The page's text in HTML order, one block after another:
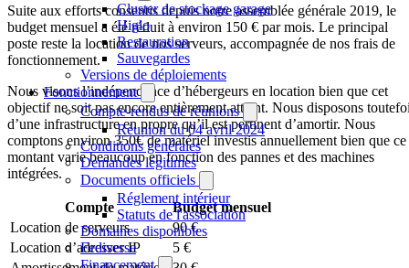
Cluster de stockage garage
Higlo
Restauration
Sauvegardes
Versions de déploiements
Fonctionnement
Compte-rendus de réunions
Réunion du 04 avril 2024
Conditions générales
Demandes légitimes
Documents officiels
Réglement intérieur
Statuts de l'association
Domaines disponibles
Fediverse
Financement
Suite aux efforts consentis depuis notre assemblée générale 2019, le
budget mensuel a été réduit à environ 150 € par mois. Le principal
poste reste la location de nos serveurs, accompagnée de nos frais de
fonctionnement.
Nous visons l’indépendance d’hébergeurs en location bien que cet
objectif ne soit pas encore entièrement atteint. Nous disposons
d’une infrastructure en propre qu’il est pertinent d’amortir. Nous
comptons environ 350€ de matériel investis annuellement bien que ce
montant varie beaucoup en fonction des pannes et des machines
intégrées.
Compte
Budget mensuel
Location de serveurs
90 €
Location d’adresses IP
5 €